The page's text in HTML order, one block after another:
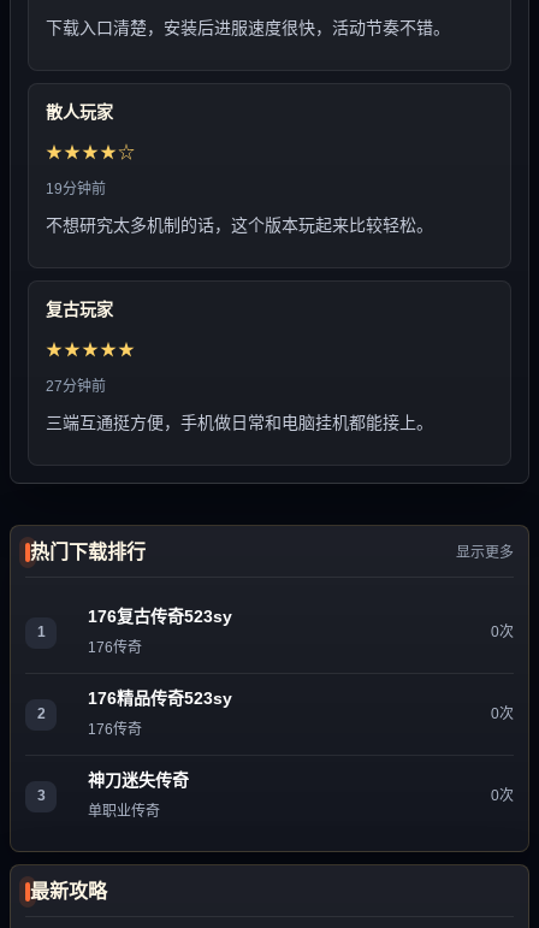
下载入口清楚，安装后进服速度很快，活动节奏不错。
散人玩家
★★★★☆
19分钟前
不想研究太多机制的话，这个版本玩起来比较轻松。
复古玩家
★★★★★
27分钟前
三端互通挺方便，手机做日常和电脑挂机都能接上。
热门下载排行 显示更多
1
176复古传奇523sy
176传奇
0次
2
176精品传奇523sy
176传奇
0次
3
神刀迷失传奇
单职业传奇
0次
最新攻略